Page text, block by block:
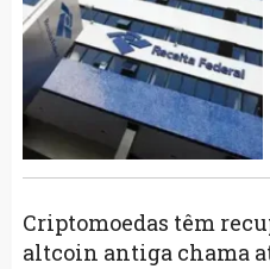
Criptomoedas têm
altcoin antiga chama